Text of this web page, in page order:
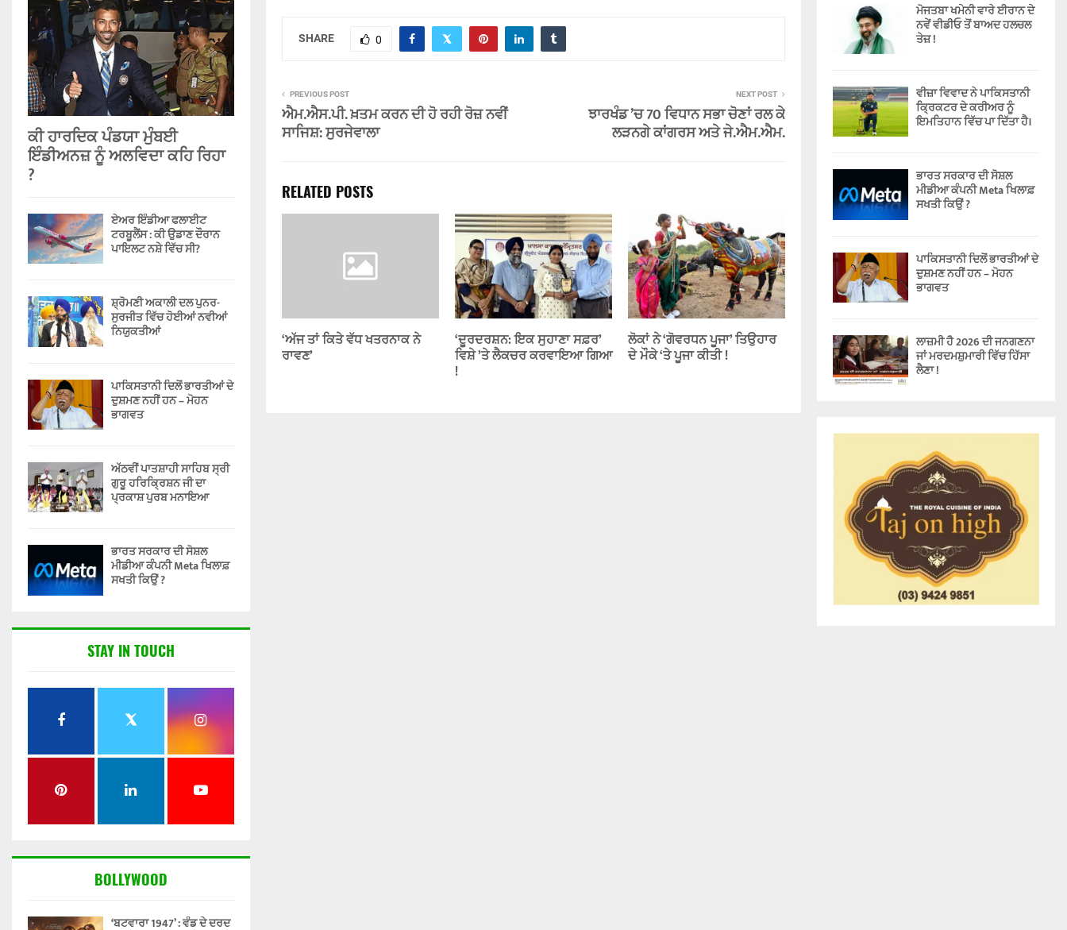
SHARE 0
PREVIOUS POST
ਐਮ.ਐਸ.ਪੀ. ਖ਼ਤਮ ਕਰਨ ਦੀ ਹੋ ਰਹੀ ਰੋਜ਼ ਨਵੀਂ
ਸਾਜਿਸ਼: ਸੁਰਜੇਵਾਲਾ
NEXT POST
ਝਾਰਖੰਡ ’ਚ 70 ਵਿਧਾਨ ਸਭਾ ਚੋਣਾਂ ਰਲ ਕੇ
ਲੜਨਗੇ ਕਾਂਗਰਸ ਅਤੇ ਜੇ.ਐਮ.ਐਮ.
RELATED POSTS
‘ਅੱਜ ਤਾਂ ਕਿਤੇ ਵੱਧ ਖਤਰਨਾਕ ਨੇ
ਰਾਵਣ’
‘ਦੂਰਦਰਸ਼ਨ: ਇਕ ਸੁਹਾਣਾ ਸਫ਼ਰ’
ਵਿਸ਼ੇ ’ਤੇ ਲੈਕਚਰ ਕਰਵਾਇਆ ਗਿਆ
!
ਲੋਕਾਂ ਨੇ ‘ਗੋਵਰਧਨ ਪੂਜਾ’ ਤਿਉਹਾਰ
ਦੇ ਮੌਕੇ ‘ਤੇ ਪੂਜਾ ਕੀਤੀ !
ਕੀ ਹਾਰਦਿਕ ਪੰਡਯਾ ਮੁੰਬਈ
ਇੰਡੀਅਨਜ਼ ਨੂੰ ਅਲਵਿਦਾ ਕਹਿ ਰਿਹਾ
?
ਏਅਰ ਇੰਡੀਆ ਫਲਾਈਟ
ਟਰਬੂਲੈਂਸ : ਕੀ ਉਡਾਣ ਦੌਰਾਨ
ਪਾਇਲਟ ਨਸ਼ੇ ਵਿੱਚ ਸੀ?
ਸ਼੍ਰੋਮਣੀ ਅਕਾਲੀ ਦਲ ਪੁਨਰ-
ਸੁਰਜੀਤ ਵਿੱਚ ਹੋਈਆਂ ਨਵੀਆਂ
ਨਿਯੁਕਤੀਆਂ
ਪਾਕਿਸਤਾਨੀ ਦਿਲੋਂ ਭਾਰਤੀਆਂ ਦੇ
ਦੁਸ਼ਮਣ ਨਹੀਂ ਹਨ – ਮੋਹਨ
ਭਾਗਵਤ
ਅੱਠਵੀਂ ਪਾਤਸ਼ਾਹੀ ਸਾਹਿਬ ਸ੍ਰੀ
ਗੁਰੂ ਹਰਿਕ੍ਰਿਸ਼ਨ ਜੀ ਦਾ
ਪ੍ਰਕਾਸ਼ ਪੁਰਬ ਮਨਾਇਆ
ਭਾਰਤ ਸਰਕਾਰ ਦੀ ਸੋਸ਼ਲ
ਮੀਡੀਆ ਕੰਪਨੀ Meta ਖਿਲਾਫ਼
ਸਖਤੀ ਕਿਉਂ ?
STAY IN TOUCH
BOLLYWOOD
‘ਬਟਵਾਰਾ 1947’ : ਵੰਡ ਦੇ ਦਰਦ
ਮੋਜਤਬਾ ਖਮੇਨੀ ਵਾਰੇ ਈਰਾਨ ਦੇ
ਨਵੇਂ ਵੀਡੀਓ ਤੋਂ ਬਾਅਦ ਹਲਚਲ
ਤੇਜ਼ !
ਵੀਜ਼ਾ ਵਿਵਾਦ ਨੇ ਪਾਕਿਸਤਾਨੀ
ਕ੍ਰਿਕਟਰ ਦੇ ਕਰੀਅਰ ਨੂੰ
ਇਮਤਿਹਾਨ ਵਿੱਚ ਪਾ ਦਿੱਤਾ ਹੈ।
ਭਾਰਤ ਸਰਕਾਰ ਦੀ ਸੋਸ਼ਲ
ਮੀਡੀਆ ਕੰਪਨੀ Meta ਖਿਲਾਫ਼
ਸਖਤੀ ਕਿਉਂ ?
ਪਾਕਿਸਤਾਨੀ ਦਿਲੋਂ ਭਾਰਤੀਆਂ ਦੇ
ਦੁਸ਼ਮਣ ਨਹੀਂ ਹਨ – ਮੋਹਨ
ਭਾਗਵਤ
ਲਾਜ਼ਮੀ ਹੈ 2026 ਦੀ ਜਨਗਣਨਾ
ਜਾਂ ਮਰਦਮਸ਼ੁਮਾਰੀ ਵਿੱਚ ਹਿੱਸਾ
ਲੈਣਾ !